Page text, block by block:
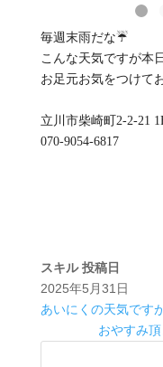
毎週末雨だな☔
こんな天気ですが本
お足元お気をつけて
立川市柴崎町2-2-21
070-9054-6817
スキル 投稿日
2025年5月31日
あいにくの天気です
おやすみ